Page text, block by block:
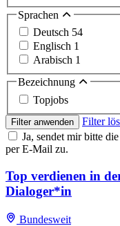
Sprachen
Deutsch 54
Englisch 1
Arabisch 1
Bezeichnung
Topjobs
Filter anwenden
Filter
Ja, sendet mir bitte
per E-Mail zu.
Top verdienen in
Dialoger*in
Bundesweit